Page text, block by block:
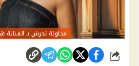
محاولة تحرش بـ الفنانة
شارك